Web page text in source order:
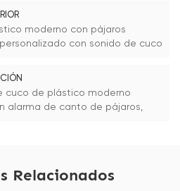
moderno con pájaros
con sonido de cuco
cuco de plástico moderno
alarma de canto de pájaros,
Relacionados